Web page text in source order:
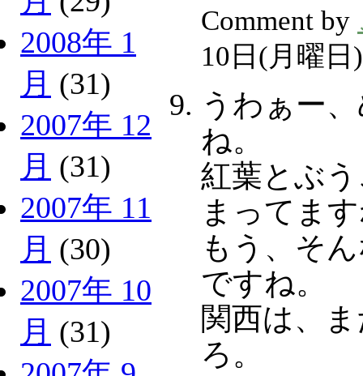
2008年 1
月 (31)
2007年 12
月 (31)
2007年 11
月 (30)
2007年 10
月 (31)
Comment by
10日(月曜
うわぁー
ね。
紅葉とぶ
まってま
もう、そ
ですね。
関西は、
ろ。